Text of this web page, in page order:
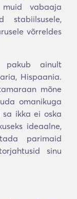
vabaaja
stabiilsusele,
võrreldes
pakub ainult
Hispaania.
mõne
omanikuga
sa ikka ei oska
ideaalne,
parimaid
sinu